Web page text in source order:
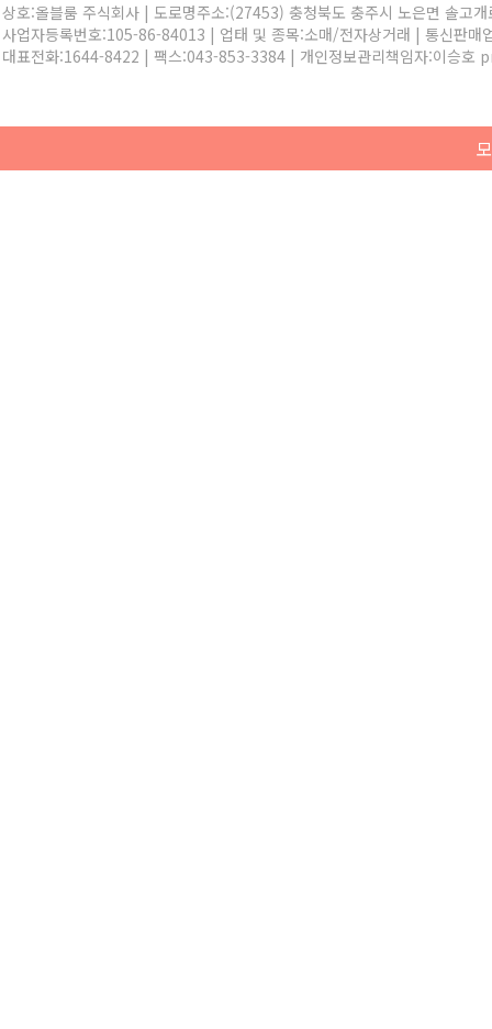
상호:올블룸 주식회사 | 도로명주소:(27453) 충청북도 충주시 노은면 솔고
사업자등록번호:105-86-84013 | 업태 및 종목:소매/전자상거래 | 통신판매
대표전화:1644-8422 | 팩스:043-853-3384 | 개인정보관리책임자:이승호